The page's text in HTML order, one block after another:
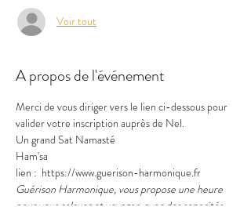
Voir tout
A propos de l'événement
Merci de vous diriger vers le lien ci-dessous pour
valider votre inscription auprès de Nel.
Un grand Sat Namasté
Ham'sa
lien :  https://www.guerison-harmonique.fr
Guérison Harmonique, vous propose une heure
pour vous relaxer et voyager  avec des sonorités